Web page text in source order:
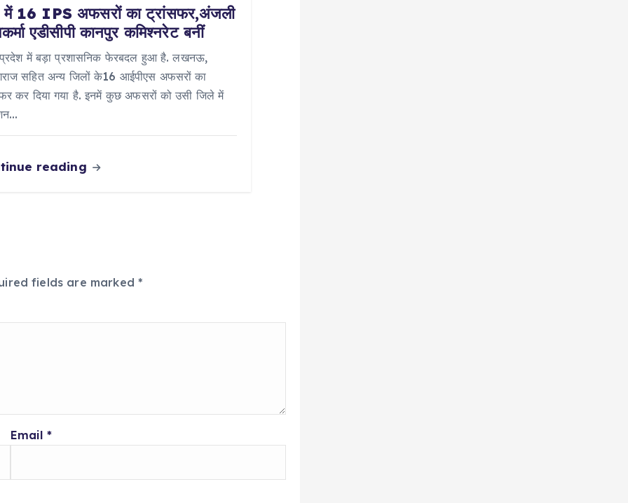
में 16 IPS अफसरों का ट्रांसफर,अंजली
एडीसीपी कानपुर कमिश्नरेट बनीं
प्रदेश में बड़ा प्रशासनिक फेरबदल हुआ है. लखनऊ,
सहित अन्य जिलों के16 आईपीएस अफसरों का
कर दिया गया है. इनमें कुछ अफसरों को उसी जिले में
reading
fields are marked*
Email *